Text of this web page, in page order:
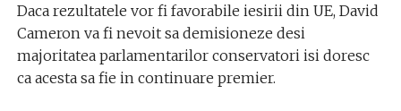
Daca rezultatele vor fi favorabile iesirii din UE, David
Cameron va fi nevoit sa demisioneze desi
majoritatea parlamentarilor conservatori isi doresc
ca acesta sa fie in continuare premier.